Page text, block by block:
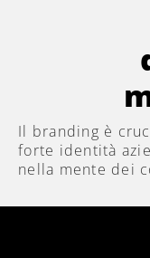
Il branding è
forte identità
nella mente dei